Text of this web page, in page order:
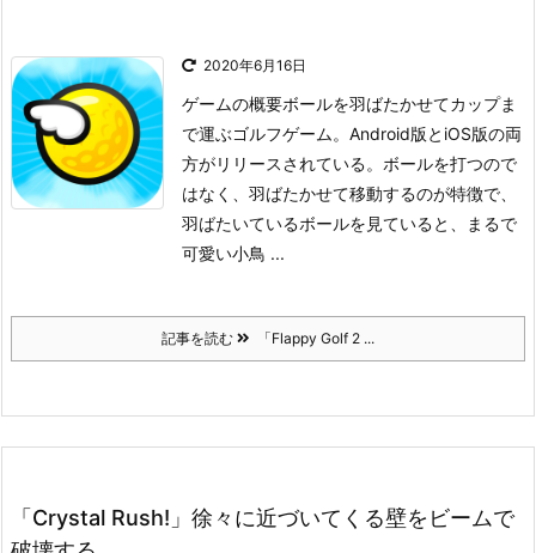
2020年6月16日
ゲームの概要ボールを羽ばたかせてカップま
で運ぶゴルフゲーム。Android版とiOS版の両
方がリリースされている。 ボールを打つので
はなく、羽ばたかせて移動するのが特徴で、
羽ばたいているボールを見ていると、まるで
可愛い小鳥 ...
記事を読む 「Flappy Golf 2 ...
「Crystal Rush!」徐々に近づいてくる壁をビームで